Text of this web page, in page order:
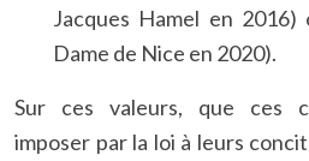
Jacques Hamel en
Dame de Nice en 2020).
Sur ces valeurs, que ces
imposer par la loi à leurs